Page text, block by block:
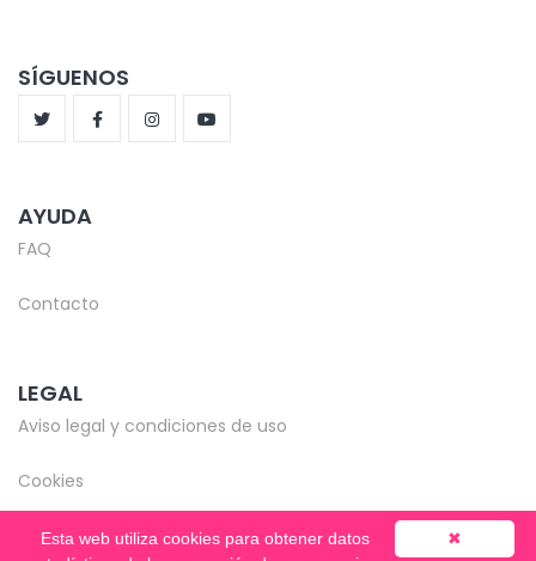
SÍGUENOS
AYUDA
FAQ
Contacto
LEGAL
Aviso legal y condiciones de uso
Cookies
✖
Esta web utiliza cookies para obtener datos